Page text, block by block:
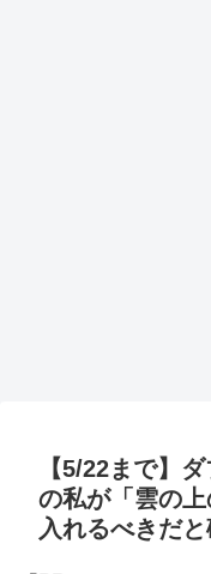
【5/22まで】
の私が「雲の
入れるべきだと